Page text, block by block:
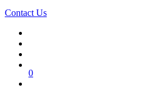
Contact Us
0